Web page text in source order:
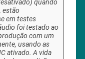
quando
estão
em testes
foi testado ao
com um
usando as
ativado. A vida